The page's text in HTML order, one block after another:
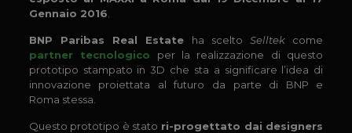
Gennaio 2016
BNP Paribas Real Estate ha sceltoSelltek come
partner tecnologico per la realizzazione di questo
prototipo stampato in 3D che sta a significare l’idea di
innovazione proiettata al futuro da parte di BNP e
Roma stessa.
Questo prototipo è stato ri-progettato dai designers